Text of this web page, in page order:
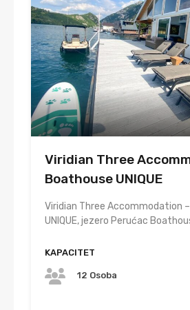
⁠Viridian Three
Boathouse UNIQUE
Viridian Three Accommodation
UNIQUE, jezero Perućac
KAPACITET
12 Osoba